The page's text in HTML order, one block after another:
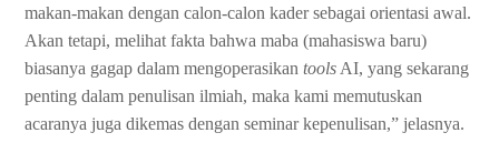
makan-makan dengan calon-calon kader sebagai orientasi awal.
Akan tetapi, melihat fakta bahwa maba (mahasiswa baru)
biasanya gagap dalam mengoperasikan tools AI, yang sekarang
penting dalam penulisan ilmiah, maka kami memutuskan
acaranya juga dikemas dengan seminar kepenulisan,” jelasnya.